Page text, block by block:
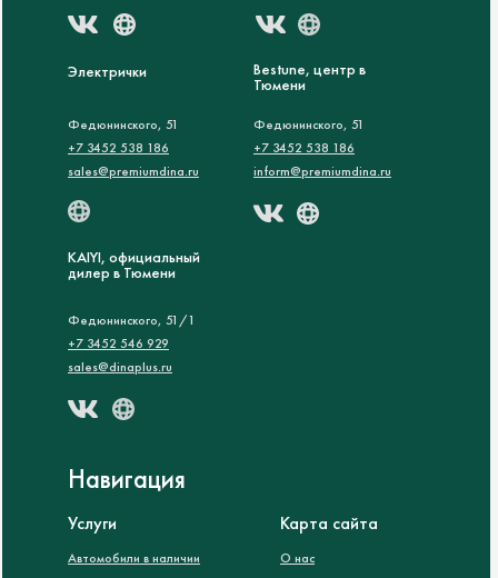
Федюнинского, 51/1
+7 3452 546 929
sales@dinaplus.ru
KAIYI, официальный
дилер в Тюмени
Электрички
Федюнинского, 51
+7 3452 538 186
sales@premiumdina.ru
Навигация
Карта сайта
О нас
Услуги
Автомобили в наличии
Bestune, центр в
Тюмени
Федюнинского, 51
+7 3452 538 186
inform@premiumdina.ru